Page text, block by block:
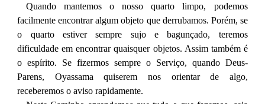
Quando mantemos o nosso quarto limpo, podemos
facilmente encontrar algum objeto que derrubamos. Porém, se
o quarto estiver sempre sujo e bagunçado, teremos
dificuldade em encontrar quaisquer objetos. Assim também é
o espírito. Se fizermos sempre o Serviço, quando Deus-
Parens, Oyassama quiserem nos orientar de algo,
receberemos o aviso rapidamente.